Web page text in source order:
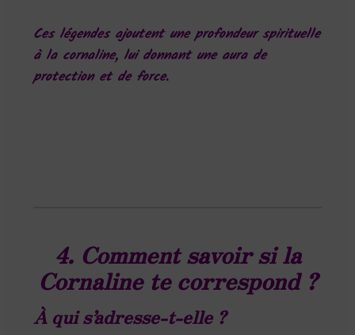
Ces légendes ajoutent une profondeur spirituelle
à la cornaline, lui donnant une aura de
protection et de force.
4. Comment savoir si la
Cornaline te correspond ?
À qui s’adresse-t-elle ?